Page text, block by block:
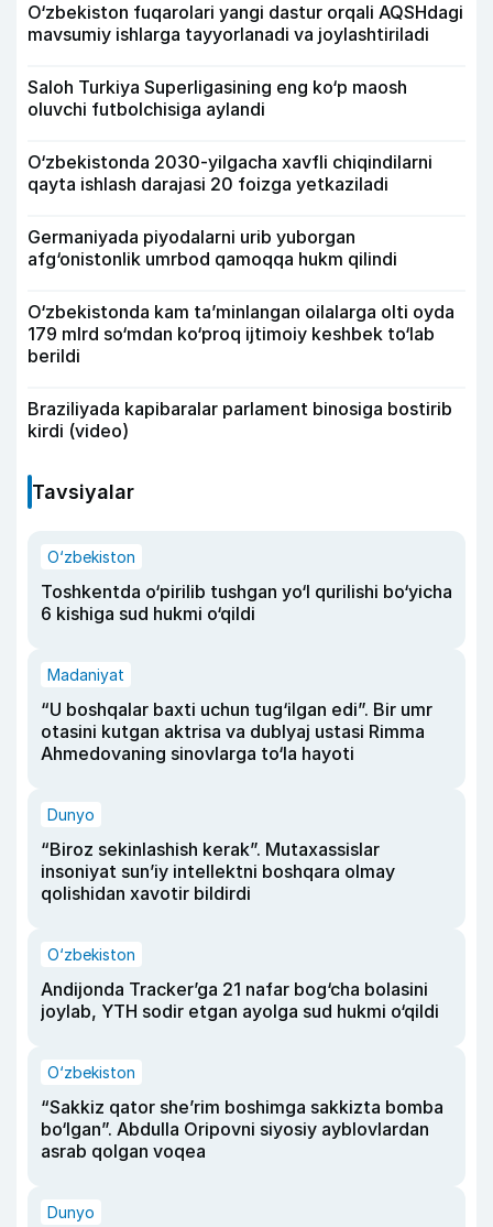
O‘zbekiston fuqarolari yangi dastur orqali AQSHdagi
mavsumiy ishlarga tayyorlanadi va joylashtiriladi
Saloh Turkiya Superligasining eng ko‘p maosh
oluvchi futbolchisiga aylandi
O‘zbekistonda 2030-yilgacha xavfli chiqindilarni
qayta ishlash darajasi 20 foizga yetkaziladi
Germaniyada piyodalarni urib yuborgan
afg‘onistonlik umrbod qamoqqa hukm qilindi
O‘zbekistonda kam ta’minlangan oilalarga olti oyda
179 mlrd so‘mdan ko‘proq ijtimoiy keshbek to‘lab
berildi
Braziliyada kapibaralar parlament binosiga bostirib
kirdi (video)
Tavsiyalar
O‘zbekiston
Toshkentda o‘pirilib tushgan yo‘l qurilishi bo‘yicha
6 kishiga sud hukmi o‘qildi
Madaniyat
“U boshqalar baxti uchun tug‘ilgan edi”. Bir umr
otasini kutgan aktrisa va dublyaj ustasi Rimma
Ahmedovaning sinovlarga to‘la hayoti
Dunyo
“Biroz sekinlashish kerak”. Mutaxassislar
insoniyat sun’iy intellektni boshqara olmay
qolishidan xavotir bildirdi
O‘zbekiston
Andijonda Tracker’ga 21 nafar bog‘cha bolasini
joylab, YTH sodir etgan ayolga sud hukmi o‘qildi
O‘zbekiston
“Sakkiz qator she’rim boshimga sakkizta bomba
bo‘lgan”. Abdulla Oripovni siyosiy ayblovlardan
asrab qolgan voqea
Dunyo